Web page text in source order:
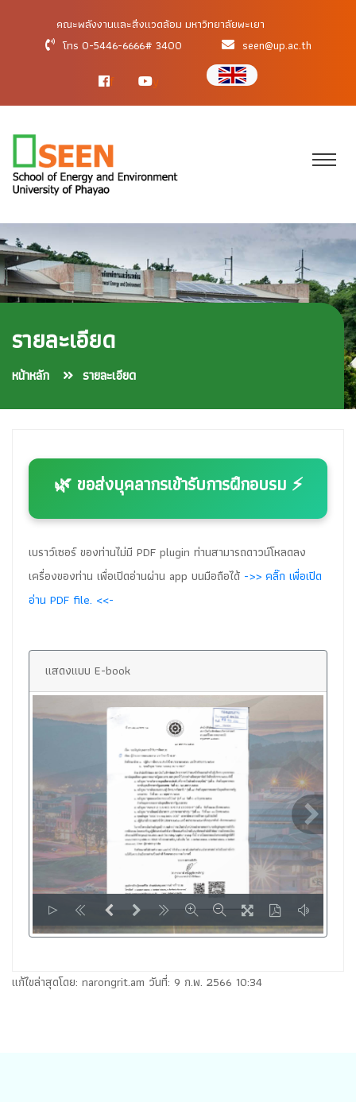
คณะพลังงานและสิ่งแวดล้อม มหาวิทยาลัยพะเยา
โทร 0-5446-6666# 3400
seen@up.ac.th
f y
รายละเอียด
หน้าหลัก รายละเอียด
🌿 ขอส่งบุคลากรเข้ารับการฝึกอบรม ⚡
เบราว์เซอร์ ของท่านไม่มี PDF plugin ท่านสามารถดาวน์โหลดลง
เครื่องของท่าน เพื่อเปิดอ่านผ่าน app บนมือถือได้ ->> คลิ๊ก เพื่อเปิด
อ่าน PDF file. <<-
แสดงแบบ E-book
แก้ไขล่าสุดโดย: narongrit.am วันที่: 9 ก.พ. 2566 10:34